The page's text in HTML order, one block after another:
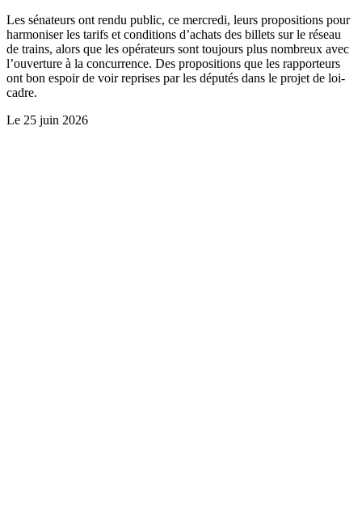
Les sénateurs ont rendu public, ce mercredi, leurs propositions pour
harmoniser les tarifs et conditions d’achats des billets sur le réseau
de trains, alors que les opérateurs sont toujours plus nombreux avec
l’ouverture à la concurrence. Des propositions que les rapporteurs
ont bon espoir de voir reprises par les députés dans le projet de loi-
cadre.
Le 25 juin 2026